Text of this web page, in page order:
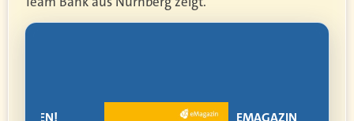
EMAGAZIN